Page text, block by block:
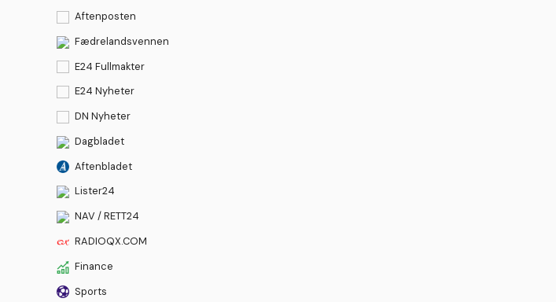
Aftenposten
Fædrelandsvennen
E24 Fullmakter
E24 Nyheter
DN Nyheter
Dagbladet
Aftenbladet
Lister24
NAV / RETT24
RADIOQX.COM
Finance
Sports